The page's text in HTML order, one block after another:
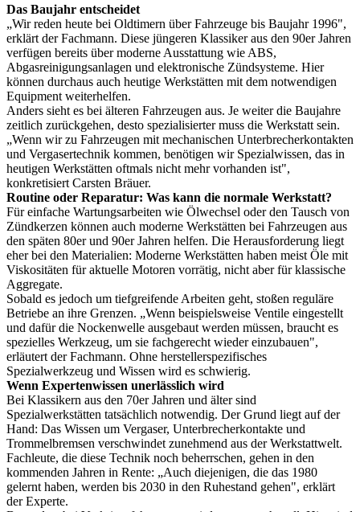
Das Baujahr entscheidet
„Wir reden heute bei Oldtimern über Fahrzeuge bis Baujahr 1996",
erklärt der Fachmann. Diese jüngeren Klassiker aus den 90er Jahren
verfügen bereits über moderne Ausstattung wie ABS,
Abgasreinigungsanlagen und elektronische Zündsysteme. Hier
können durchaus auch heutige Werkstätten mit dem notwendigen
Equipment weiterhelfen.
Anders sieht es bei älteren Fahrzeugen aus. Je weiter die Baujahre
zeitlich zurückgehen, desto spezialisierter muss die Werkstatt sein.
„Wenn wir zu Fahrzeugen mit mechanischen Unterbrecherkontakten
und Vergasertechnik kommen, benötigen wir Spezialwissen, das in
heutigen Werkstätten oftmals nicht mehr vorhanden ist",
konkretisiert Carsten Bräuer.
Routine oder Reparatur: Was kann die normale Werkstatt?
Für einfache Wartungsarbeiten wie Ölwechsel oder den Tausch von
Zündkerzen können auch moderne Werkstätten bei Fahrzeugen aus
den späten 80er und 90er Jahren helfen. Die Herausforderung liegt
eher bei den Materialien: Moderne Werkstätten haben meist Öle mit
Viskositäten für aktuelle Motoren vorrätig, nicht aber für klassische
Aggregate.
Sobald es jedoch um tiefgreifende Arbeiten geht, stoßen reguläre
Betriebe an ihre Grenzen. „Wenn beispielsweise Ventile eingestellt
und dafür die Nockenwelle ausgebaut werden müssen, braucht es
spezielles Werkzeug, um sie fachgerecht wieder einzubauen",
erläutert der Fachmann. Ohne herstellerspezifisches
Spezialwerkzeug und Wissen wird es schwierig.
Wenn Expertenwissen unerlässlich wird
Bei Klassikern aus den 70er Jahren und älter sind
Spezialwerkstätten tatsächlich notwendig. Der Grund liegt auf der
Hand: Das Wissen um Vergaser, Unterbrecherkontakte und
Trommelbremsen verschwindet zunehmend aus der Werkstattwelt.
Fachleute, die diese Technik noch beherrschen, gehen in den
kommenden Jahren in Rente: „Auch diejenigen, die das 1980
gelernt haben, werden bis 2030 in den Ruhestand gehen", erklärt
der Experte.